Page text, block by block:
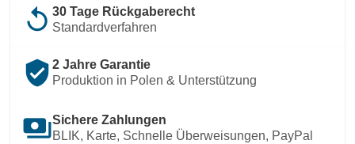
replay 30 Tage Rückgaberecht
Standardverfahren
verified_user 2 Jahre Garantie
Produktion in Polen & Unterstützung
paymentsSichere Zahlungen
BLIK, Karte, Schnelle Überweisungen, PayPal